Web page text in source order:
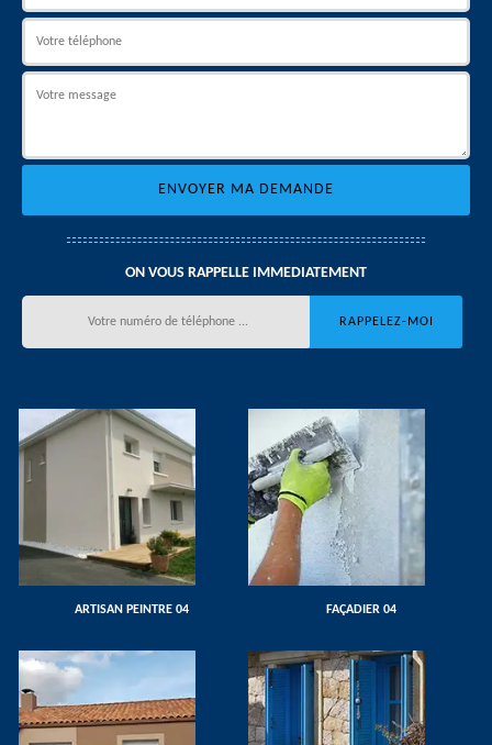
ON VOUS RAPPELLE IMMEDIATEMENT
ARTISAN PEINTRE 04 FAÇADIER 04